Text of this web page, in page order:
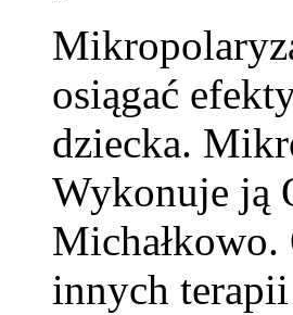
osiągać
dziecka.
Wykonuje ją
innych